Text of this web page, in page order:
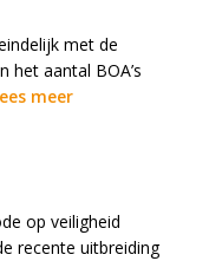
met de
het aantal BOA’s
meer
op veiligheid
recente uitbreiding